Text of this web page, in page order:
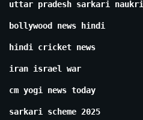
uttar pradesh sarkari naukri
bollywood news hindi
hindi cricket news
iran israel war
cm yogi news today
sarkari scheme 2025